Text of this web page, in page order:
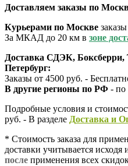
Доставляем заказы по
Курьерами по Москве
За МКАД до 20 км в зоне
Доставка СДЭК,
Петербург:
Заказы от 4500 руб. -
В другие регионы по РФ - по
Подробные условия и
руб. - В разделе Доставка и
* Стоимость заказа для
доставки учитывается исходя
после применения всех